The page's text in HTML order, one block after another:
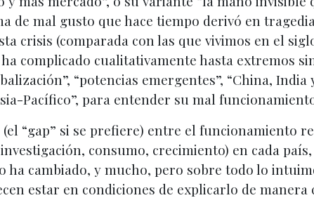
de mal gusto que hace tiempo derivó en
crisis (comparada con las que vivimos en el
complicado cualitativamente hasta extremos
“potencias emergentes”, “China, India
Pacífico”, para entender su mal
“gap” si se prefiere) entre el funcionamiento
consumo, crecimiento) en cada
cambiado, y mucho, pero sobre todo lo
estar en condiciones de explicarlo de manera